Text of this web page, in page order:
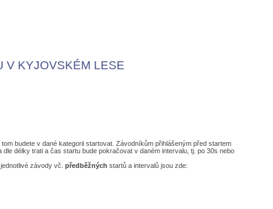
V KYJOVSKÉM LESE
budete v dané kategorii startovat. Závodníkům přihlášeným před startem
délky trati a čas startu bude pokračovat v daném intervalu, tj. po 30s nebo
závody vč. předběžných startů a intervalů jsou zde: